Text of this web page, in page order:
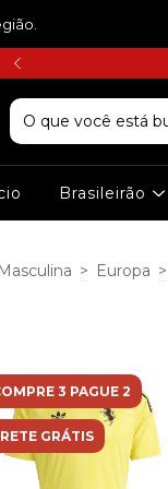
Brasileirão
Masculina > Europa >
3 PAGUE 2
GRÁTIS